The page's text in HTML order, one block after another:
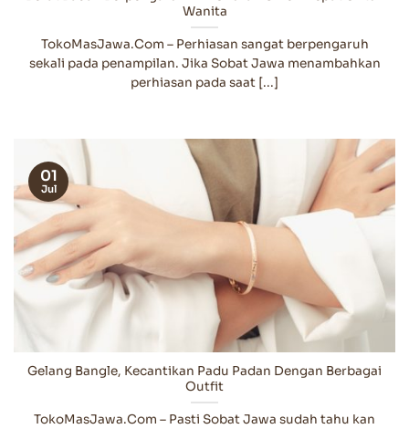
Wanita
TokoMasJawa.Com – Perhiasan sangat berpengaruh
sekali pada penampilan. Jika Sobat Jawa menambahkan
perhiasan pada saat [...]
Gelang Bangle, Kecantikan Padu Padan Dengan Berbagai
Outfit
TokoMasJawa.Com – Pasti Sobat Jawa sudah tahu kan
01
Jul